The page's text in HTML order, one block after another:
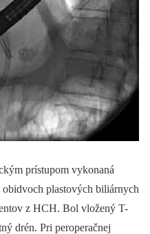
prístupom vykonaná
plastových biliárnych
z HCH. Bol vložený T-
drén. Pri peroperačnej